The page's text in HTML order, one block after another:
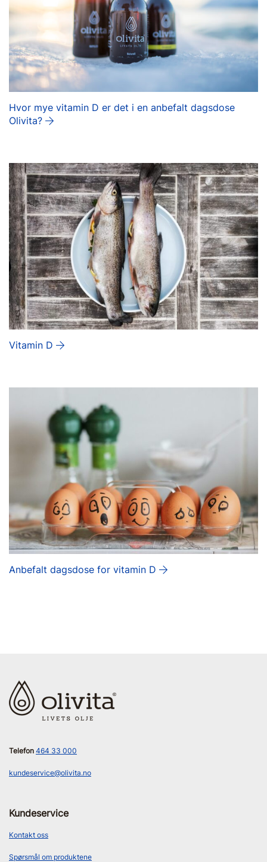
Hvor mye vitamin D er det i en anbefalt dagsdose
Olivita?
Vitamin D
Anbefalt dagsdose for vitamin D
Telefon 464 33 000
kundeservice@olivita.no
Kundeservice
Kontakt oss
Spørsmål om produktene